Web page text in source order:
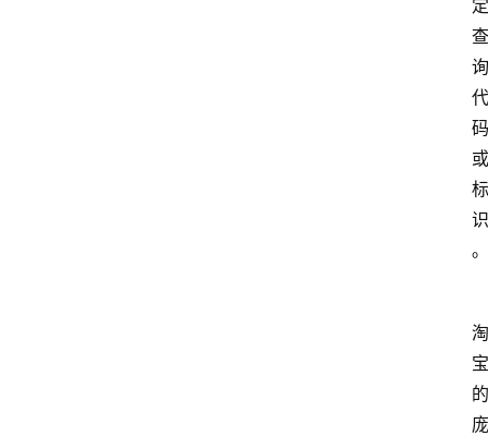
定
查
询
代
码
或
标
识
。
淘
宝
的
庞